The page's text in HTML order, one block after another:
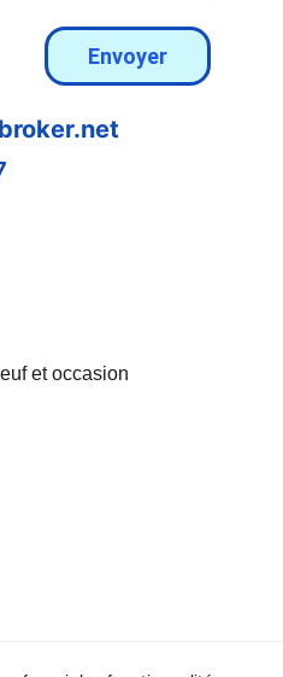
Envoyer